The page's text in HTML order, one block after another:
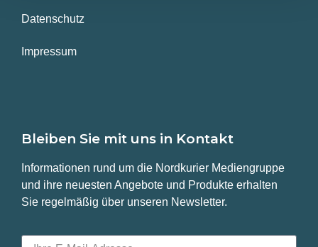
Datenschutz
Impressum
Bleiben Sie mit uns in Kontakt
Informationen rund um die Nordkurier Mediengruppe
und ihre neuesten Angebote und Produkte erhalten
Sie regelmäßig über unseren Newsletter.